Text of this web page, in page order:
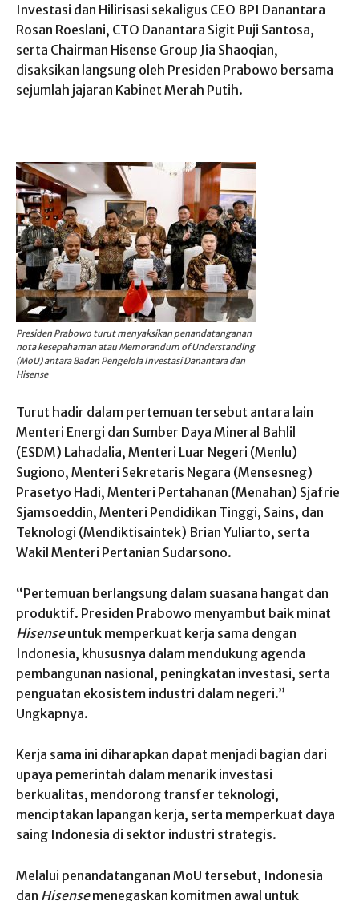
Investasi dan Hilirisasi sekaligus CEO BPI Danantara
Rosan Roeslani, CTO Danantara Sigit Puji Santosa,
serta Chairman Hisense Group Jia Shaoqian,
disaksikan langsung oleh Presiden Prabowo bersama
sejumlah jajaran Kabinet Merah Putih.
Presiden Prabowo turut menyaksikan penandatanganan
nota kesepahaman atau Memorandum of Understanding
(MoU) antara Badan Pengelola Investasi Danantara dan
Hisense
Turut hadir dalam pertemuan tersebut antara lain
Menteri Energi dan Sumber Daya Mineral Bahlil
(ESDM) Lahadalia, Menteri Luar Negeri (Menlu)
Sugiono, Menteri Sekretaris Negara (Mensesneg)
Prasetyo Hadi, Menteri Pertahanan (Menahan) Sjafrie
Sjamsoeddin, Menteri Pendidikan Tinggi, Sains, dan
Teknologi (Mendiktisaintek) Brian Yuliarto, serta
Wakil Menteri Pertanian Sudarsono.
“Pertemuan berlangsung dalam suasana hangat dan
produktif. Presiden Prabowo menyambut baik minat
Hisenseuntuk memperkuat kerja sama dengan
Indonesia, khususnya dalam mendukung agenda
pembangunan nasional, peningkatan investasi, serta
penguatan ekosistem industri dalam negeri.”
Ungkapnya.
Kerja sama ini diharapkan dapat menjadi bagian dari
upaya pemerintah dalam menarik investasi
berkualitas, mendorong transfer teknologi,
menciptakan lapangan kerja, serta memperkuat daya
saing Indonesia di sektor industri strategis.
Melalui penandatanganan MoU tersebut, Indonesia
dan Hisensemenegaskan komitmen awal untuk